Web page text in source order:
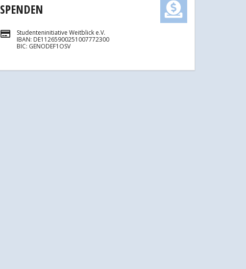
SPENDEN
Studenteninitiative Weitblick e.V.
IBAN: DE11265900251007772300
BIC: GENODEF1OSV